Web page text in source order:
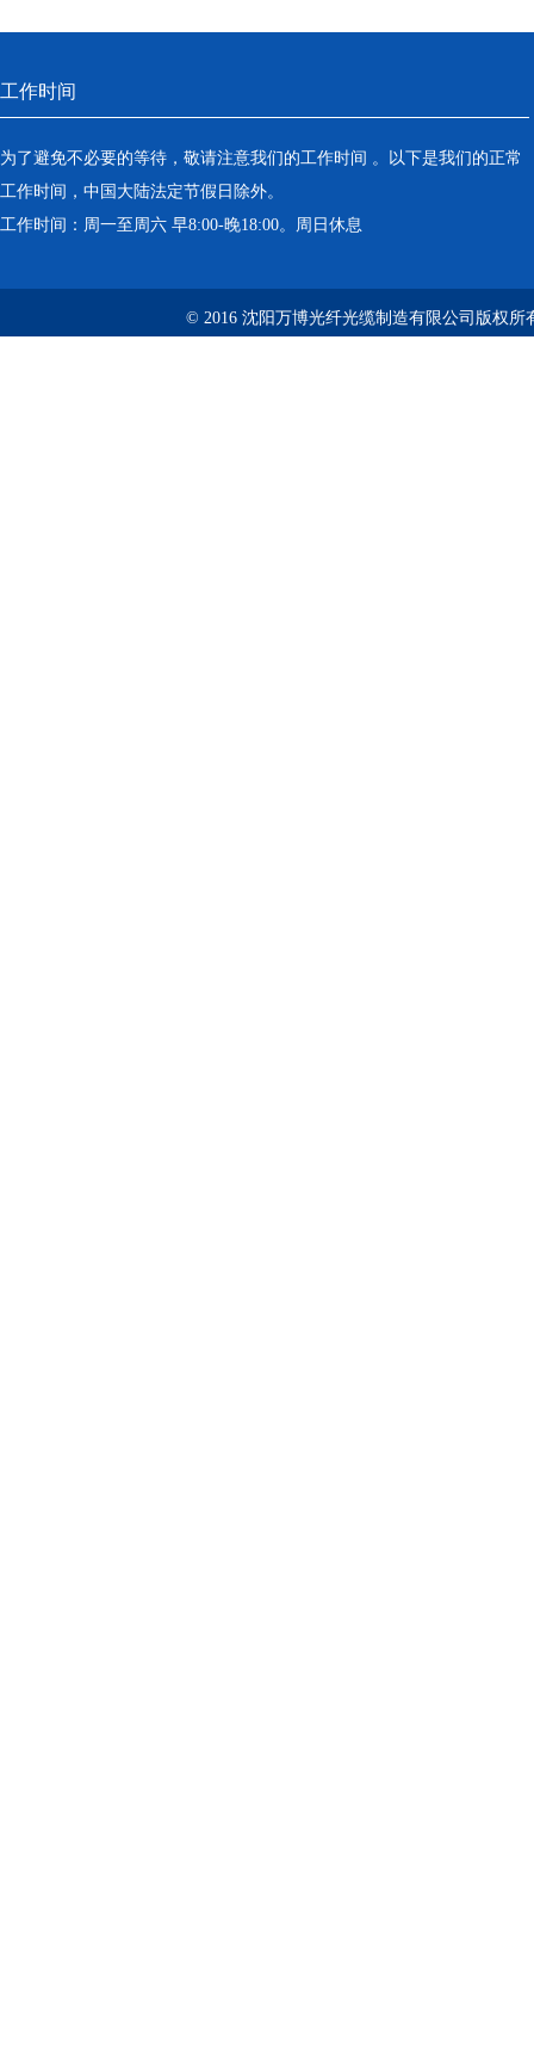
工作时间
为了避免不必要的等待，敬请注意我们的工作时间 。以下是我们的正常
工作时间，中国大陆法定节假日除外。
工作时间：周一至周六 早8:00-晚18:00。周日休息
© 2016 沈阳万博光纤光缆制造有限公司版权所